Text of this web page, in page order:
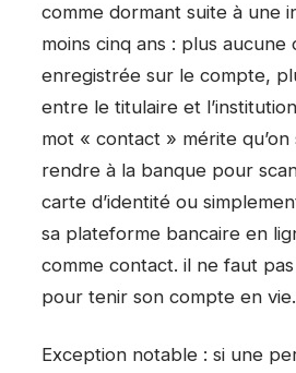
comme dormant suite à une
moins cinq ans : plus aucune
enregistrée sur le compte,
entre le titulaire et
mot « contact » mérite qu’on
rendre à la banque pour
carte d’identité ou
sa plateforme bancaire en
comme contact. il ne faut
pour tenir son compte en vie.
Exception notable : si une